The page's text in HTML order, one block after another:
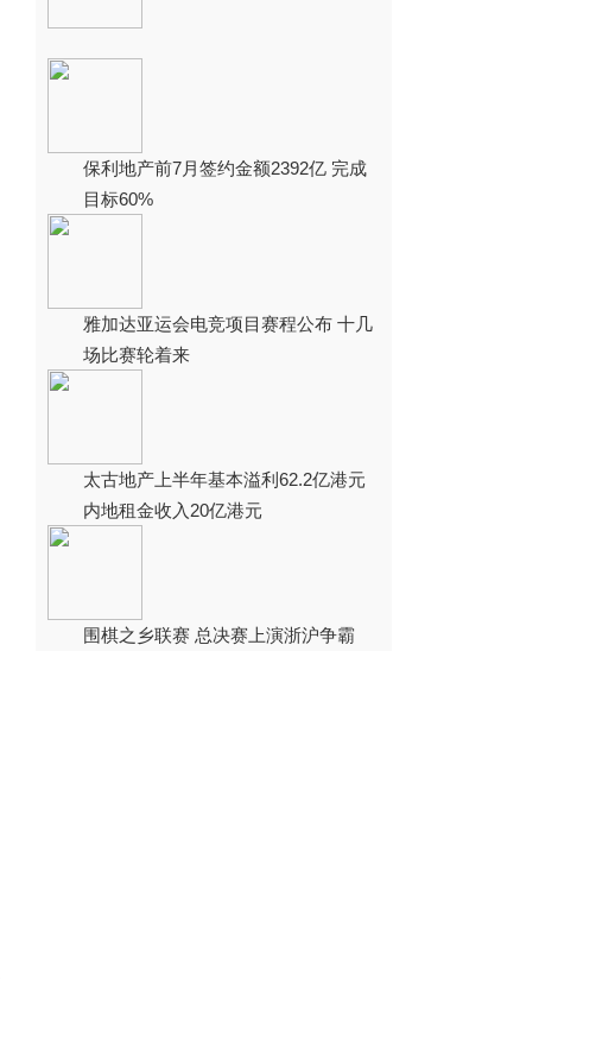
保利地产前7月签约金额2392亿 完成
目标60%
雅加达亚运会电竞项目赛程公布 十几
场比赛轮着来
太古地产上半年基本溢利62.2亿港元
内地租金收入20亿港元
围棋之乡联赛 总决赛上演浙沪争霸